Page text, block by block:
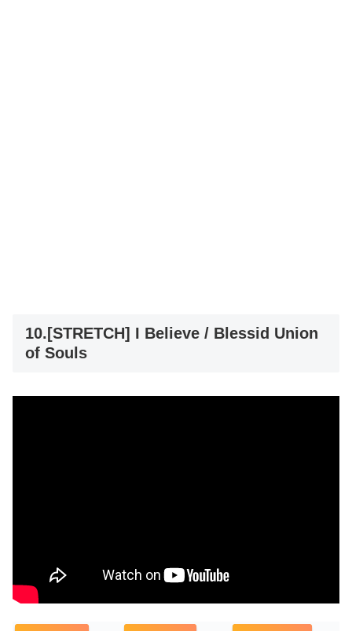
10.[STRETCH] I Believe / Blessid Union
of Souls